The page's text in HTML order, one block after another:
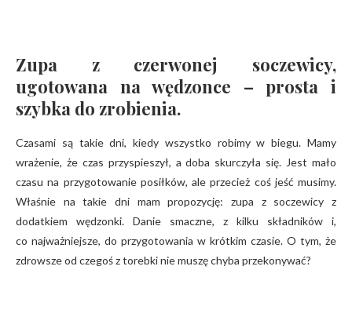
Zupa z czerwonej soczewicy,
ugotowana na wędzonce – prosta i
szybka do zrobienia.
Czasami są takie dni, kiedy wszystko robimy w biegu. Mamy
wrażenie, że czas przyspieszył, a doba skurczyła się. Jest mało
czasu na przygotowanie posiłków, ale przecież coś jeść musimy.
Właśnie na takie dni mam propozycję: zupa z soczewicy z
dodatkiem wędzonki. Danie smaczne, z kilku składników i,
co najważniejsze, do przygotowania w krótkim czasie. O tym, że
zdrowsze od czegoś z torebki nie muszę chyba przekonywać?